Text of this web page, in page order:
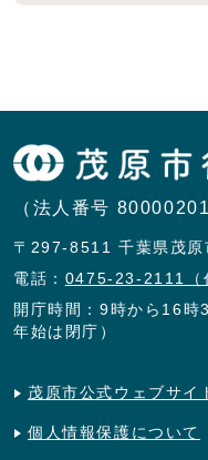
（法人番号
〒297-8511 千葉県茂原
電話： 0475-23-2111（
開庁時間：9時から16時
年始は閉庁）
茂原市公式ウェブサイ
個人情報保護について